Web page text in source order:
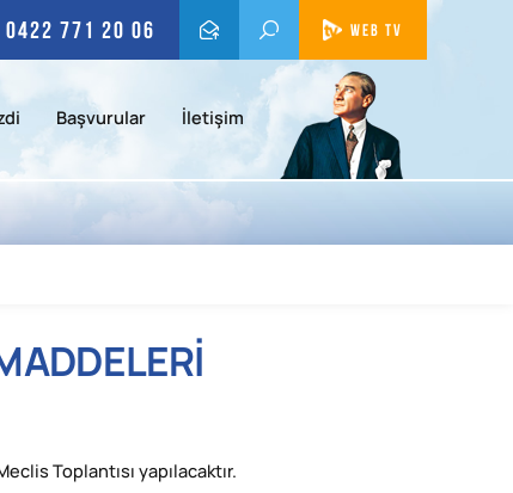
WEB TV
0422 771 20 06
Başvurular İletişim
Toplantısı yapılacaktır.